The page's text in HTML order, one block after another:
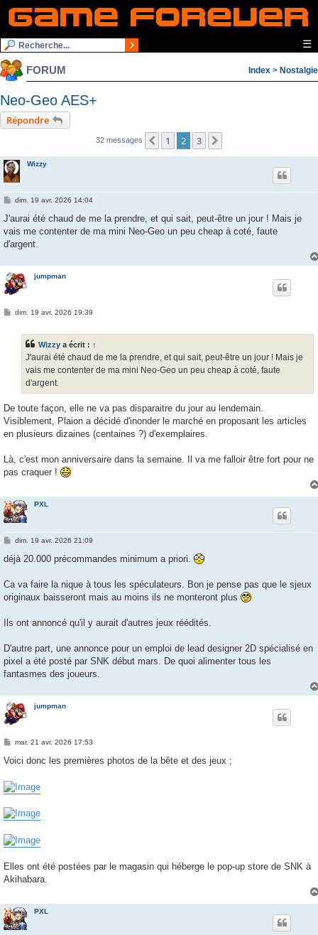
☰
FORUM Index > Nostalgie
Neo-Geo AES+
Répondre
32 messages Précédente
1 2 3
Wizzy
M
s
a
g
dim. 19 avr. 2026 14:04
J'aurai été chaud de me la prendre, et qui sait, peut-être un jour ! Mais je
vais me contenter de ma mini Neo-Geo un peu cheap à coté, faute
d'argent.
jumpman
Mdim. 19 avr. 2026 19:39
Wizzy a écrit : ↑
J'aurai été chaud de me la prendre, et qui sait, peut-être un jour ! Mais je
vais me contenter de ma mini Neo-Geo un peu cheap à coté, faute
d'argent.
De toute façon, elle ne va pas disparaitre du jour au lendemain.
Visiblement, Plaion a décidé d'inonder le marché en proposant les articles
en plusieurs dizaines (centaines ?) d'exemplaires.
Là, c'est mon anniversaire dans la semaine. Il va me falloir être fort pour ne
pas craquer !
PXL
M
s
s
g
dim. 19 avr. 2026 21:09
déjà 20.000 précommandes minimum a priori.
Ca va faire la nique à tous les spéculateurs. Bon je pense pas que le sjeux
originaux baisseront mais au moins ils ne monteront plus
Ils ont annoncé qu'il y aurait d'autres jeux réédités.
D'autre part, une annonce pour un emploi de lead designer 2D spécialisé en
pixel a été posté par SNK début mars. De quoi alimenter tous les
fantasmes des joueurs.
jumpman
M
s
g
e
mar. 21 avr. 2026 17:53
Voici donc les premières photos de la bête et des jeux ;
Elles ont été postées par le magasin qui héberge le pop-up store de SNK à
Akihabara.
PXL